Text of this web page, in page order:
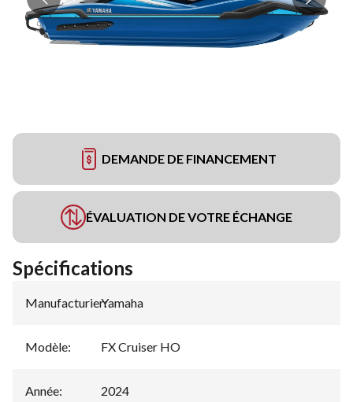
DEMANDE DE FINANCEMENT
ÉVALUATION DE VOTRE ÉCHANGE
Spécifications
Manufacturier:
Yamaha
Modèle: FX Cruiser HO
Année: 2024